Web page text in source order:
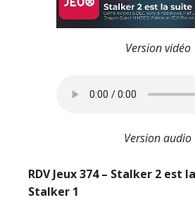
Version vidéo
Version audio
RDV Jeux 374 – Stalker 2 est
Stalker 1